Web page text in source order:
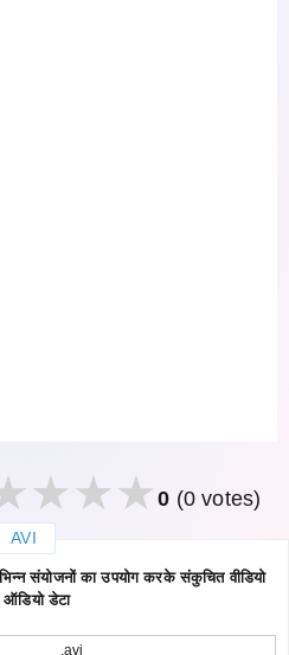
0 (0 votes)
AVI
संयोजनों का उपयोग करके संकुचित वीडियो
डेटा
.avi